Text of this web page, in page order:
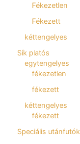
Fékezetlen
Fékezett
kéttengelyes
Sík platós
egytengelyes
fékezetlen
fékezett
kéttengelyes
fékezett
Speciális utánfutók